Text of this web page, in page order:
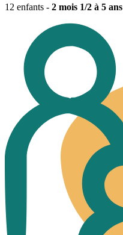
12 enfants - 2 mois 1/2 à 5 ans